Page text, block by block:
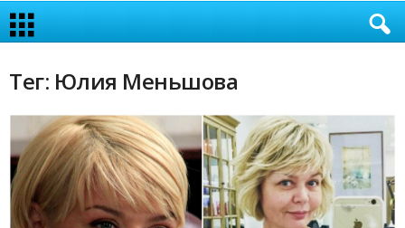
Тег: Юлия Меньшова